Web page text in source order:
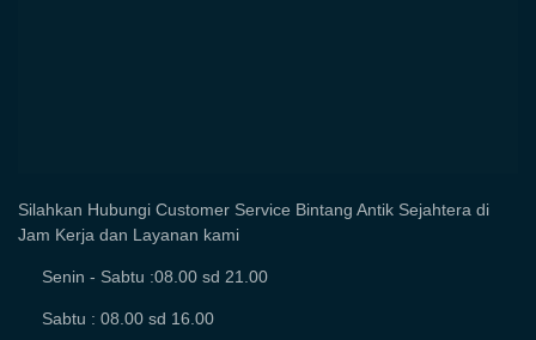
Silahkan Hubungi Customer Service Bintang Antik Sejahtera di
Jam Kerja dan Layanan kami
Senin - Sabtu :08.00 sd 21.00
Sabtu : 08.00 sd 16.00